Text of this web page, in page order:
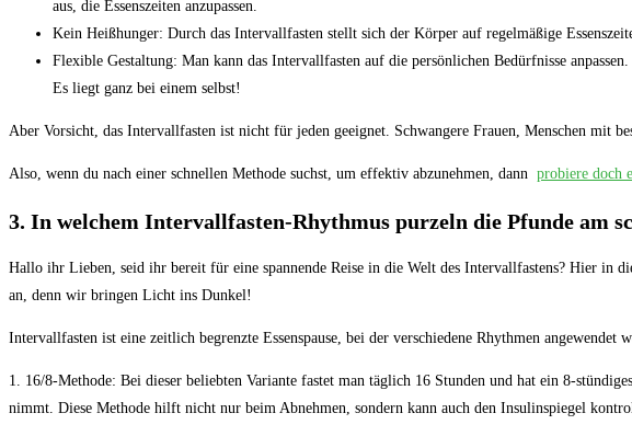
aus, die Essenszeiten anzupassen.
Kein Heißhunger: Durch das Intervallfasten ⁣stellt ‌sich ​der Körper⁤ auf regelmäßige
Flexible Gestaltung:‌ Man⁣ kann das Intervallfasten auf die persönlichen Bedürfnisse⁢
Es liegt ⁣ganz ⁣bei​ einem selbst!
Aber⁤ Vorsicht, ​das Intervallfasten ist nicht für ⁣jeden ‌geeignet. Schwangere Frauen, Menschen mit
Also, wenn du nach⁤ einer​ schnellen ⁣Methode suchst, um⁢ effektiv ⁤abzunehmen, dann ⁢ probiere doch
3. In welchem Intervallfasten-Rhythmus purzeln die ‍Pfunde am
Hallo ihr Lieben, seid‌ ihr bereit für eine spannende Reise in die Welt des Intervallfastens? Hier in
an, denn‌ wir bringen ⁤Licht ins‍ Dunkel!
Intervallfasten ist eine zeitlich begrenzte Essenspause, bei ⁢der verschiedene Rhythmen
1. ⁢16/8-Methode: Bei dieser⁤ beliebten Variante ‌fastet man‌ täglich 16 Stunden ⁤und hat ein 8-
⁣nimmt. Diese⁢ Methode hilft nicht ⁣nur ​beim ​Abnehmen, sondern ⁣kann auch den ‍Insulinspiegel